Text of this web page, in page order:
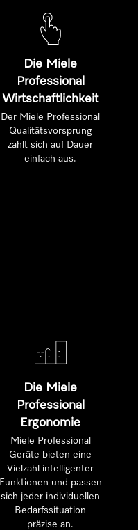
Die Miele
Professional
Wirtschaftlichkeit
Der Miele Professional
Qualitätsvorsprung
zahlt sich auf Dauer
einfach aus.
Die Miele
Professional
Ergonomie
Miele Professional
Geräte bieten eine
Vielzahl intelligenter
Funktionen und passen
sich jeder individuellen
Bedarfssituation
präzise an.